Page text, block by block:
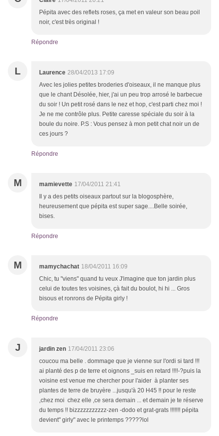
Pépita avec des reflets roses, ça met en valeur son beau poil
noir, c'est très original !
Répondre
L Laurence 28/04/2013 17:09
Avec les jolies petites broderies d'oiseaux, il ne manque plus
que le chant Désolée, hier, j'ai un peu trop arrosé le barbecue
du soir ! Un petit rosé dans le nez et hop, c'est parti chez moi !
Je ne me contrôle plus. Petite caresse spéciale du soir à la
boule du noire. P.S : Vous pensez à mon petit chat noir un de
ces jours ?
Répondre
M mamievette 17/04/2011 21:41
Il y a des petits oiseaux partout sur la blogosphère,
heureusement que pépita est super sage....Belle soirée,
bises.
Répondre
M mamychachat 18/04/2011 16:09
Chic, tu "viens" quand tu veux J'imagine que ton jardin plus
celui de toutes tes voisines, çà fait du boulot, hi hi ... Gros
bisous et ronrons de Pépita girly !
Répondre
J jardin zen 17/04/2011 23:06
coucou ma belle . dommage que je vienne sur l'ordi si tard !!!
ai planté des p de terre et oignons _suis en retard !!!!-?puis la
voisine est venue me chercher pour l'aider à planter ses
plantes de terre de bruyère ...jusqu'à 20 H45 !! pour le reste
,chez moi chez elle ,ce sera demain ... et demain je te réserve
du temps !! bizzzzzzzzzzz-zen -dodo et grat-grats !!!!!!! pépita
devient" girly" avec le printemps ?????lol